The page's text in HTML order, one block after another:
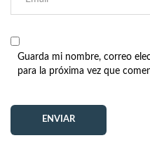
Guarda mi nombre, correo
para la próxima vez que